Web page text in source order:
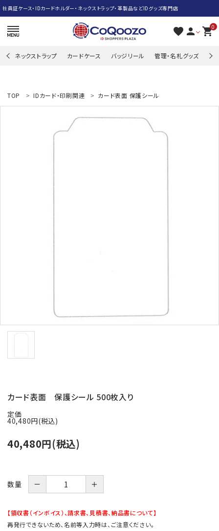
社員証ケース・IDカードホルダー・ネックストラップ・革製品などIDグッズ専門店
favorite person 0
shopping_cart
ネックストラップ カードケース バッジリール 管理・名札グッズ 牛
ようこそ ゲスト 様
その他
ご利用ガイド
TOP IDカード・印刷関連 カード表面 保護シール
カード表面 保護シール 500枚入り
定価
40,480円(税込)
40,480円(税込)
数量 － ＋
【領収書（インボイス）、請求書、見積書、納品書について】
再発行できないため、名前等入力時は、ご注意ください。